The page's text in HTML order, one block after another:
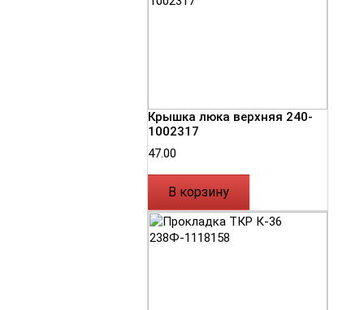
Крышка люка верхняя 240-
1002317
47.00
В корзину